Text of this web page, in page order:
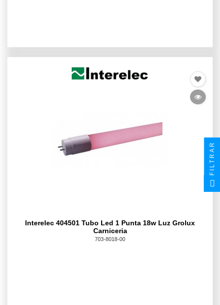
Interelec 404501 Tubo Led 1 Punta 18w Luz Grolux
Carniceria
703-8018-00
FILTRAR